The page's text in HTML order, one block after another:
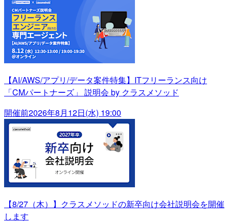
【AI/AWS/アプリ/データ案件特集】ITフリーランス向け
「CMパートナーズ」 説明会 by クラスメソッド
開催前2026年8月12日(水) 19:00
【8/27（木）】クラスメソッドの新卒向け会社説明会を開催
します